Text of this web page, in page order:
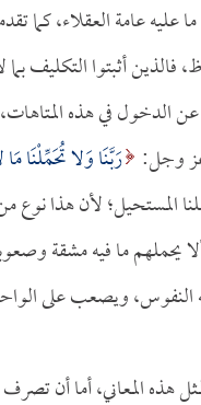
عامة العقلاء، كما
أثبتوا التكليف
عن الدخول في هذه
وجل: رَبَّنَا وَلا تُحَمِّلْنَا
المستحيل؛ لأن هذا
ألا يحملهم ما فيه مشقة
ويصعب على
المعاني، أما أن تصرف